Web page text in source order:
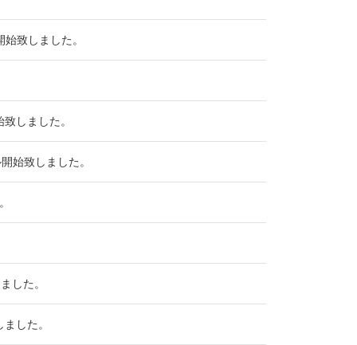
致しました。
しました。
始致しました。
した。
した。